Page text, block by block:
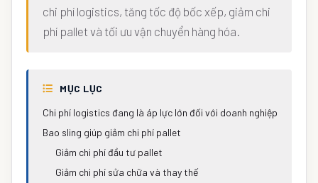
chi phí logistics, tăng tốc độ bốc xếp, giảm chi
phí pallet và tối ưu vận chuyển hàng hóa.
MỤC LỤC
Chi phí logistics đang là áp lực lớn đối với doanh nghiệp
Bao sling giúp giảm chi phí pallet
Giảm chi phí đầu tư pallet
Giảm chi phí sửa chữa và thay thế